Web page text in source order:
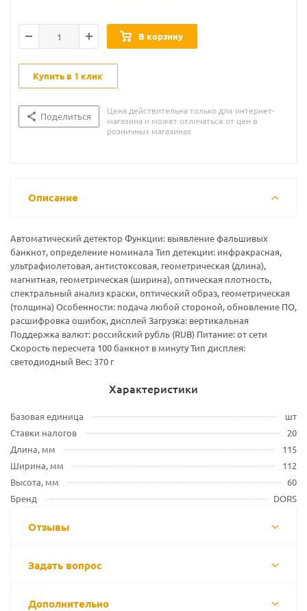
В корзину
Купить в 1 клик
Поделиться
Цена действительна только для интернет-
магазина и может отличаться от цен в
розничных магазинах
Описание
Автоматический детектор Функции: выявление фальшивых
банкнот, определение номинала Тип детекции: инфракрасная,
ультрафиолетовая, антистоксовая, геометрическая (длина),
магнитная, геометрическая (ширина), оптическая плотность,
спектральный анализ краски, оптический образ, геометрическая
(толщина) Особенности: подача любой стороной, обновление ПО,
расшифровка ошибок, дисплей Загрузка: вертикальная
Поддержка валют: российский рубль (RUB) Питание: от сети
Скорость пересчета 100 банкнот в минуту Тип дисплея:
светодиодный Вес: 370 г
Характеристики
Базовая единица
шт
Ставки налогов
20
Длина, мм
115
Ширина, мм
112
Высота, мм
60
Бренд
DORS
Отзывы
Задать вопрос
Дополнительно